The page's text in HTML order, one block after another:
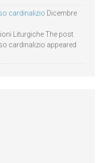
cardinalizio Dicembre
Liturgiche The post
cardinalizio appeared